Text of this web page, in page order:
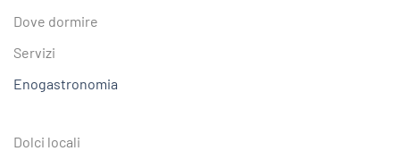
Dove dormire
Servizi
Enogastronomia
Dolci locali